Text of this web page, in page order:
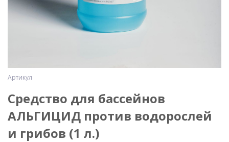
Артикул
Средство для бассейнов
АЛЬГИЦИД против водорослей
и грибов (1 л.)